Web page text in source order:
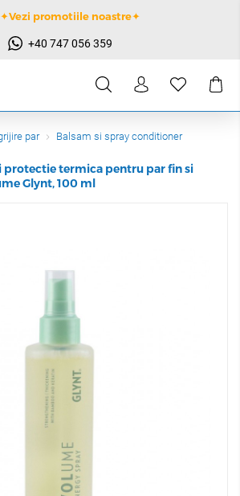
✦Vezi promotiile noastre✦
+40 747 056 359
par Balsam si spray conditioner
protectie termica pentru par fin si
Glynt, 100 ml